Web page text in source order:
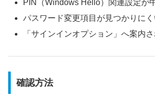
PIN（Windows Hello）関連設定が
パスワード変更項目が見つかりにく
「サインインオプション」へ案内
確認方法